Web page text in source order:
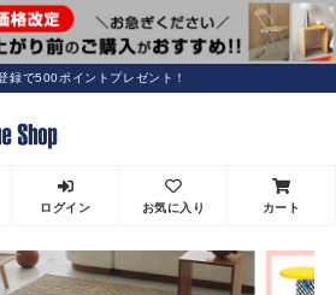
録で500ポイントプレゼント！
ログイン お気に入り カート